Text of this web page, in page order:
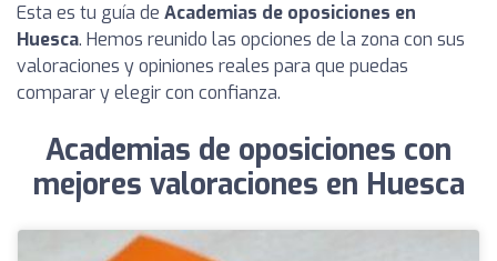
Esta es tu guía de Academias de oposiciones en
Huesca. Hemos reunido las opciones de la zona con sus
valoraciones y opiniones reales para que puedas
comparar y elegir con confianza.
Academias de oposiciones con
mejores valoraciones en Huesca